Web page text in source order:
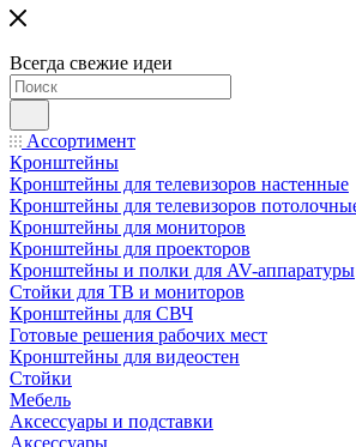
Всегда свежие идеи
Ассортимент
Кронштейны
Кронштейны для телевизоров настенные
Кронштейны для телевизоров
Кронштейны для мониторов
Кронштейны для проекторов
Кронштейны и полки для AV-аппаратуры
Стойки для ТВ и мониторов
Кронштейны для СВЧ
Готовые решения рабочих мест
Кронштейны для видеостен
Стойки
Мебель
Аксессуары и подставки
Аксессуары